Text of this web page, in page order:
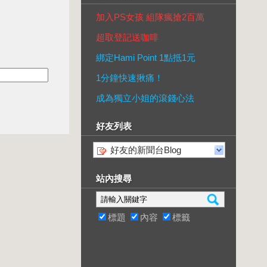
加入PS女孩 組隊瘋搶2百萬
超取登記送咖啡
綁定Hami Point 1點抵1元
1分鐘快速揪痛！
成為獨立小姐的滾錢心法
好友列表
好友的新聞台Blog
站內搜尋
標題 內容 標籤